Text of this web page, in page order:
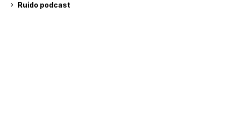
Ruido podcast